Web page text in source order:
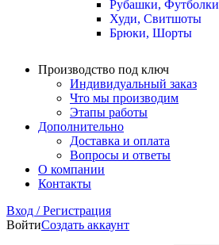
Рубашки, Футболки
Худи, Свитшоты
Брюки, Шорты
Производство под ключ
Индивидуальный заказ
Что мы производим
Этапы работы
Дополнительно
Доставка и оплата
Вопросы и ответы
О компании
Контакты
Вход / Регистрация
ВойтиСоздать аккаунт